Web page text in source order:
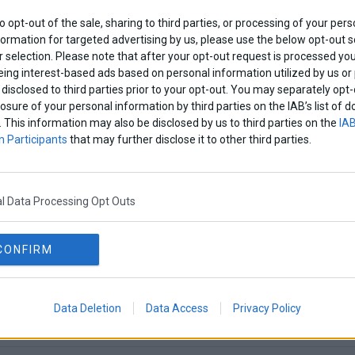
opt-out of the sale, sharing to third parties, or processing of your
for targeted advertising by us, please use the below opt-out
selection. Please note that after your opt-out request is processed
interest-based ads based on personal information utilized by us or
to third parties prior to your opt-out. You may separately
of your personal information by third parties on the IAB’s list of
This information may also be disclosed by us to third parties on the
Participants that may further disclose it to other third parties.
Data Processing Opt Outs
Data Deletion Data Access Privacy Policy
Σκότωσαν γάτα, την κρέμασαν με
σε ταμπέλα
αντίκρισαν κάτοικοι σε χωριό της Κεφαλονιάς.
· Lifestyle
έχει γίνει viral
γάτα έχει γίνει viral στο διαδίκτυο λόγω του μεγέθους της.